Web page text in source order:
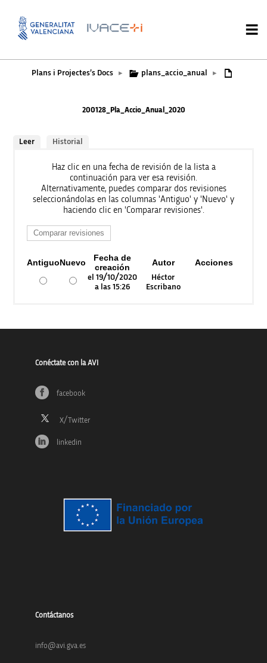
Plans i Projectes’s Docs ▸ plans_accio_anual ▸
200128_Pla_Accio_Anual_2020
Leer Historial
Haz clic en una fecha de revisión de la lista a
continuación para ver esa revisión.
Alternativamente, puedes comparar dos revisiones
seleccionándolas en las columnas 'Antiguo' y 'Nuevo' y
haciendo clic en 'Comparar revisiones'.
AntiguoNuevo
Fecha de
creación
Autor Acciones
el 19/10/2020
a las 15:26
Héctor
Escribano
Conéctate con la AVI
facebook
linkedin
Contáctanos
info@avi.gva.es